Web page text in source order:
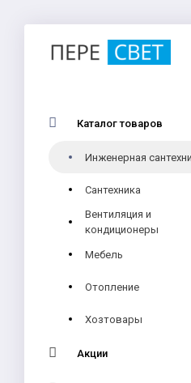
Каталог товаров
Инженерная
Сантехника
Вентиляция и
кондиционеры
Мебель
Отопление
Хозтовары
Акции